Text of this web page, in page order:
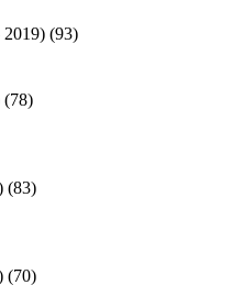
2019) (93)
(78)
(83)
(70)